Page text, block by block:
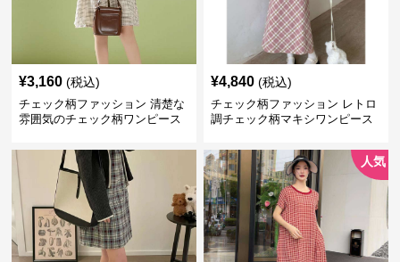
¥3,160 (税込)
チェック柄ファッション 清楚な
雰囲気のチェック柄ワンピース
¥4,840 (税込)
チェック柄ファッション レトロ
調チェック柄マキシワンピース
人気